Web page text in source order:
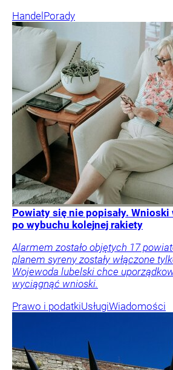
HandelPorady
Powiaty się nie popisały.
po wybuchu kolejnej rakiety
Alarmem zostało objętych 17
planem syreny zostały włączone
Wojewoda lubelski chce
wyciągnąć wnioski.
Prawo i podatkiUsługiWiadomości